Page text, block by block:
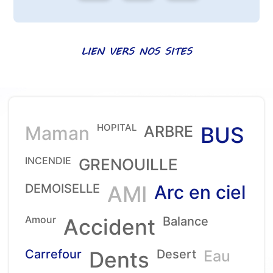
LIEN VERS NOS SITES
Maman HOPITAL ARBRE BUS
INCENDIE GRENOUILLE
DEMOISELLE AMI Arc en ciel
Amour Accident Balance
Carrefour Dents Desert Eau